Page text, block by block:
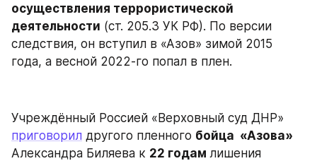
осуществления террористической
деятельности (ст. 205.3 УК РФ). По версии
следствия, он вступил в «Азов» зимой 2015
года, а весной 2022-го попал в плен.
приговорил другого пленного бойца  «Азова»
Александра Биляева к 22 годам лишения